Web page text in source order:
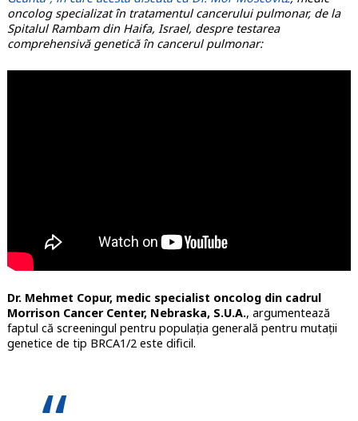
oncolog specializat în tratamentul cancerului pulmonar, de la
Spitalul Rambam din Haifa, Israel, despre testarea
comprehensivă genetică în cancerul pulmonar:
Dr. Mehmet Copur, medic specialist oncolog din cadrul
Morrison Cancer Center, Nebraska, S.U.A., argumentează
faptul că screeningul pentru populația generală pentru mutații
genetice de tip BRCA1/2 este dificil.